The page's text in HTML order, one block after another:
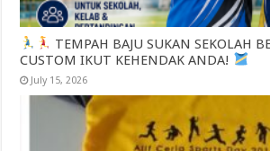
TEMPAH BAJU SUKAN SEKOLAH
CUSTOM IKUT KEHENDAK ANDA!
July 15, 2026